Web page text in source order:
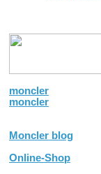
moncler
moncler
Moncler blog
Online-Shop